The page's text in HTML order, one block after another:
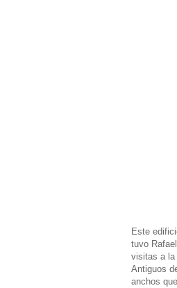
Este
tuvo
visitas a la
Antiguos
anchos